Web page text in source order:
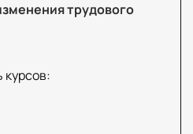
трудового
курсов: